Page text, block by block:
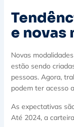
e novas
Novas
estão sendo
pessoas. Agora,
podem ter acesso
As expectativas
Até 2024, a